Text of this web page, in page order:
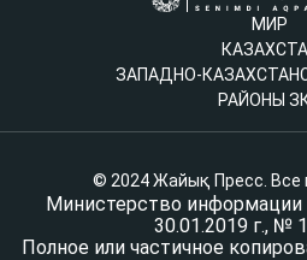
МИР
ЗАПАДНО-
РАЙОНЫ
© 2024 Жайық Пресс. Все
Министерство
30.01.2019 г., №
Полное или частичное